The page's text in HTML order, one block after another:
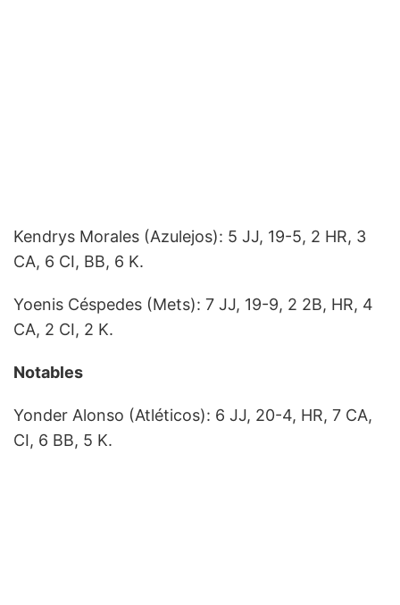
Kendrys Morales (Azulejos): 5 JJ, 19-5, 2 HR, 3
CA, 6 CI, BB, 6 K.
Yoenis Céspedes (Mets): 7 JJ, 19-9, 2 2B, HR, 4
CA, 2 CI, 2 K.
Notables
Yonder Alonso (Atléticos): 6 JJ, 20-4, HR, 7 CA,
CI, 6 BB, 5 K.